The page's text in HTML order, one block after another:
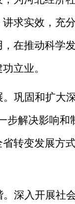
求实效，充
，在推动科学
立业。
巩固和扩大
步解决影响
转变发展方
。深入开展社